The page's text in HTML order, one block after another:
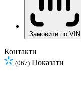
Замовити по VIN
Контакти
(067) Показати